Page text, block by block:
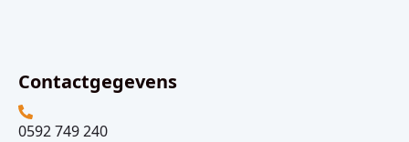
Contactgegevens
0592 749 240